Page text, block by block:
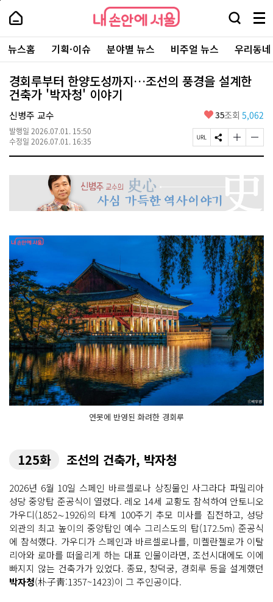
본
로
가
내
손
안
에
서
울
-
서
울
시
대
표
소
통
포
내
손
에
울
검
창
열
기
메
뉴
전
체
보
주
요
서
뉴스홈 기획·이슈 분야별 뉴스 비주얼 뉴스 우리동
경회루부터 한양도성까지…조선의 풍경을 설계한
건축가 '박자청' 이야기
신병주 교수
발행일 2026.07.01. 15:50
수정일 2026.07.01. 16:35
좋
요
35조회 5,062
페
이
U
L
복
사
S
N
공
하
기
글
자
기
크
게
변
경
기
글
자
기
작
게
경
기
연못에 반영된 화려한 경회루
125화 조선의 건축가, 박자청
2026년 6월 10일 스페인 바르셀로나 상징물인 사그라다 파밀리아
성당 중앙탑 준공식이 열렸다. 레오 14세 교황도 참석하여 안토니오
가우디(1852∼1926)의 타계 100주기 추모 미사를 집전하고, 성당
외관의 최고 높이의 중앙탑인 예수 그리스도의 탑(172.5m) 준공식
에 참석했다. 가우디가 스페인과 바르셀로나를, 미켈란젤로가 이탈
리아와 로마를 떠올리게 하는 대표 인물이라면, 조선시대에도 이에
빠지지 않는 건축가가 있었다. 종묘, 창덕궁, 경회루 등을 설계했던
박자청(朴子靑:1357~1423)이 그 주인공이다.
페
상
단
로